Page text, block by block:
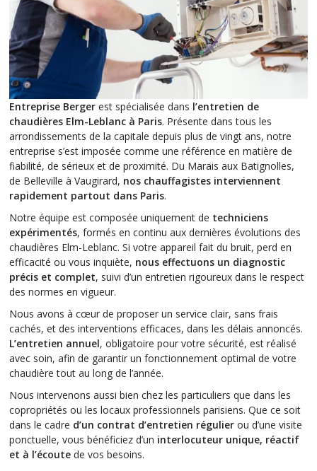
Entreprise Berger est spécialisée dans l’entretien de
chaudières Elm-Leblanc à Paris. Présente dans tous les
arrondissements de la capitale depuis plus de vingt ans, notre
entreprise s’est imposée comme une référence en matière de
fiabilité, de sérieux et de proximité. Du Marais aux Batignolles,
de Belleville à Vaugirard, nos chauffagistes interviennent
rapidement partout dans Paris.
Notre équipe est composée uniquement de techniciens
expérimentés, formés en continu aux dernières évolutions des
chaudières Elm-Leblanc. Si votre appareil fait du bruit, perd en
efficacité ou vous inquiète, nous effectuons un diagnostic
précis et complet, suivi d’un entretien rigoureux dans le respect
des normes en vigueur.
Nous avons à cœur de proposer un service clair, sans frais
cachés, et des interventions efficaces, dans les délais annoncés.
L’entretien annuel, obligatoire pour votre sécurité, est réalisé
avec soin, afin de garantir un fonctionnement optimal de votre
chaudière tout au long de l’année.
Nous intervenons aussi bien chez les particuliers que dans les
copropriétés ou les locaux professionnels parisiens. Que ce soit
dans le cadre d’un contrat d’entretien régulier ou d’une visite
ponctuelle, vous bénéficiez d’un interlocuteur unique, réactif
et à l’écoute de vos besoins.